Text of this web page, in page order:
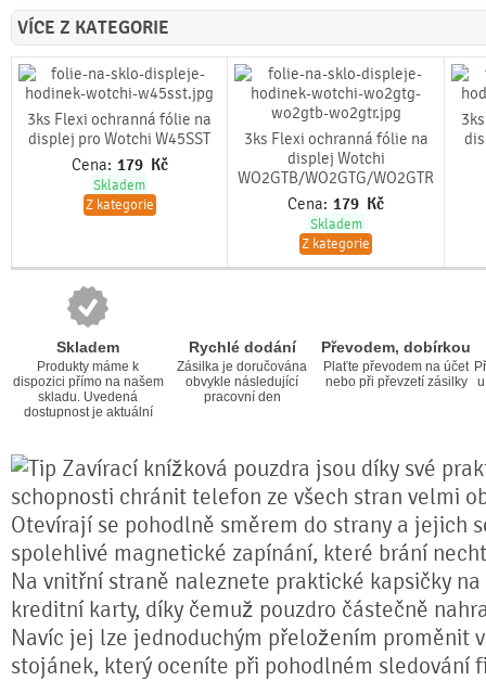
VÍCE Z KATEGORIE
3ks Flexi ochranná fólie na
displej pro Wotchi W45SST
Cena: 179 Kč
Skladem
Z kategorie
3ks Flexi ochranná fólie na
displej Wotchi
WO2GTB/WO2GTG/WO2GTR
Cena: 179 Kč
Skladem
Z kategorie
Skladem
Produkty máme k
dispozici přímo na našem
skladu. Uvedená
dostupnost je aktuální
Rychlé dodání
Zásilka je doručována
obvykle následující
pracovní den
Převodem, dobírkou
Plaťte převodem na účet
nebo při převzetí zásilky
Zavírací knížková pouzdra jsou díky své
schopnosti chránit telefon ze všech stran velmi
Otevírají se pohodlně směrem do strany a jejich
spolehlivé magnetické zapínání, které brání
Na vnitřní straně naleznete praktické kapsičky na
kreditní karty, díky čemuž pouzdro částečně
Navíc jej lze jednoduchým přeložením proměnit
stojánek, který oceníte při pohodlném sledování